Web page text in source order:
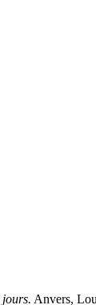
jours. Anvers,